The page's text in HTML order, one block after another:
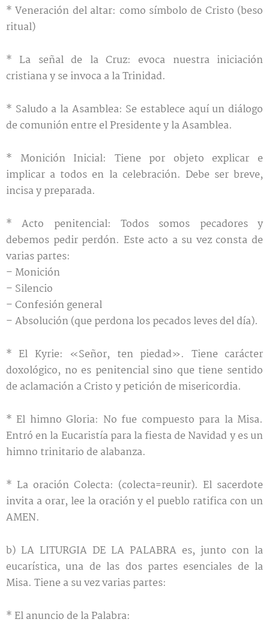
* Veneración del altar: como símbolo de Cristo (beso
ritual)
* La señal de la Cruz: evoca nuestra iniciación
cristiana y se invoca a la Trinidad.
* Saludo a la Asamblea: Se establece aquí un diálogo
de comunión entre el Presidente y la Asamblea.
* Monición Inicial: Tiene por objeto explicar e
implicar a todos en la celebración. Debe ser breve,
incisa y preparada.
* Acto penitencial: Todos somos pecadores y
debemos pedir perdón. Este acto a su vez consta de
varias partes:
– Monición
– Silencio
– Confesión general
– Absolución (que perdona los pecados leves del día).
* El Kyrie: «Señor, ten piedad». Tiene carácter
doxológico, no es penitencial sino que tiene sentido
de aclamación a Cristo y petición de misericordia.
* El himno Gloria: No fue compuesto para la Misa.
Entró en la Eucaristía para la fiesta de Navidad y es un
himno trinitario de alabanza.
* La oración Colecta: (colecta=reunir). El sacerdote
invita a orar, lee la oración y el pueblo ratifica con un
AMEN.
b) LA LITURGIA DE LA PALABRA es, junto con la
eucarística, una de las dos partes esenciales de la
Misa. Tiene a su vez varias partes:
* El anuncio de la Palabra: